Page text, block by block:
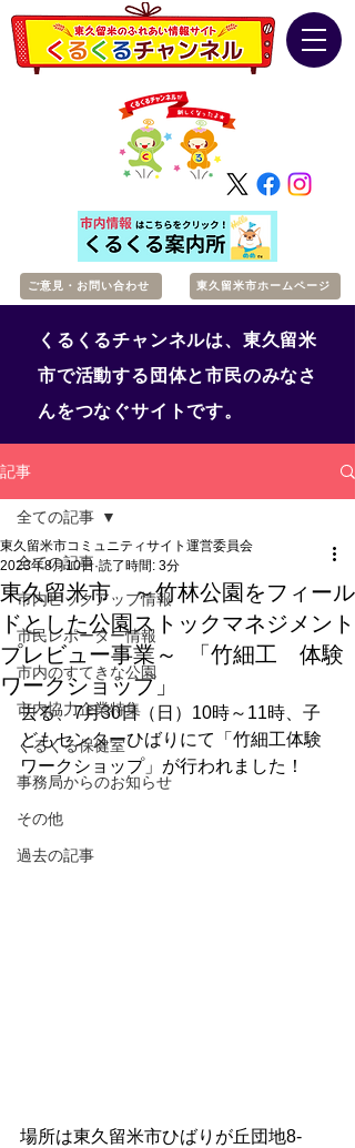
ご意見・お問い合わせ 東久留米市ホームページ
くるくるチャンネルは、東久留米
市で活動する団体と市民のみなさ
んをつなぐサイトです。
記事
全ての記事
市内ピックアップ情報
市民レポーター情報
市内のすてきな公園
市内協力企業特集
くるくる保健室
事務局からのお知らせ
その他
過去の記事
全ての記事
東久留米市 ～竹林公園をフィール
ドとした公園ストックマネジメント
プレビュー事業～ 「竹細工 体験
ワークショップ」
東久留米市コミュニティサイト運営委員会
2023年8月10日 読了時間: 3分
去る、7月30日（日）10時～11時、子
どもセンターひばりにて「竹細工体験
ワークショップ」が行われました！
場所は東久留米市ひばりが丘団地8-